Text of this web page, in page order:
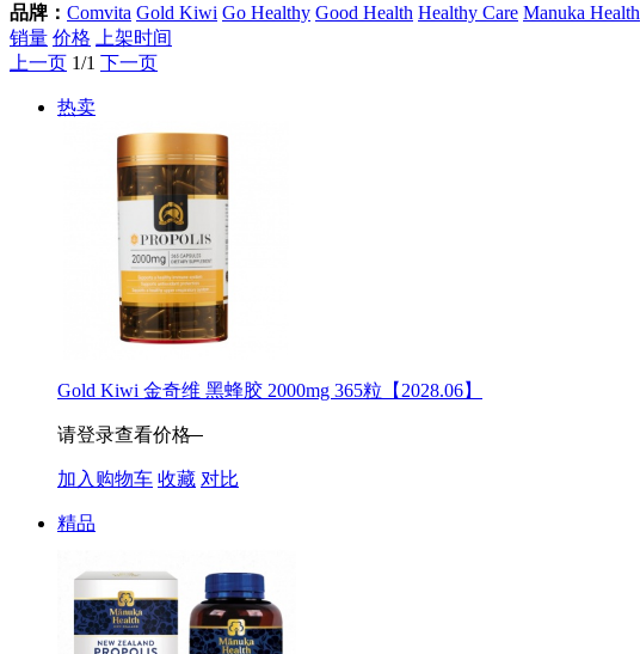
品牌： Comvita Gold Kiwi Go Healthy Good Health Healthy Care Manuka Health
销量 价格
上架时间
上一页 1/1 下一页
热卖
Gold Kiwi 金奇维 黑蜂胶 2000mg 365粒【2028.06】
请登录查看价格
加入购物车 收藏 对比
精品